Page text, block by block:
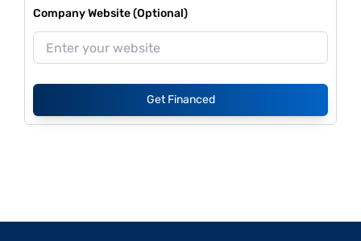
Company Website (Optional)
Get Financed